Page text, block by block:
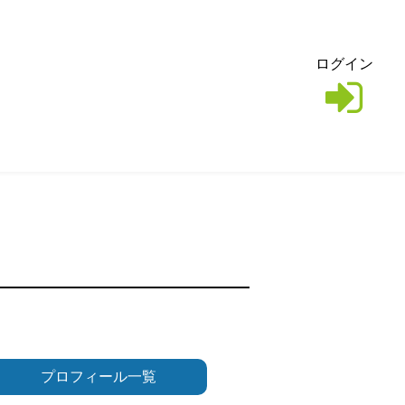
ログイン
プロフィール一覧